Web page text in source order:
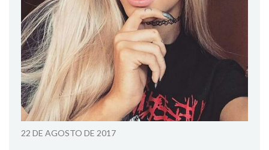
22 DE AGOSTO DE 2017